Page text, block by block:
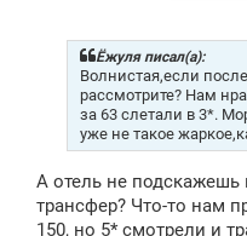
Ёжуля писал(а):
Волнистая,если
рассмотрите? Нам
за 63 слетали в 3*.
уже не такое
А отель не
трансфер? Что-то нам
150, но 5* смотрели и